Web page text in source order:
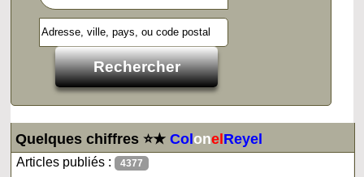
Quelques chiffres ⭐★ColonelReyel
Articles publiés : 4377